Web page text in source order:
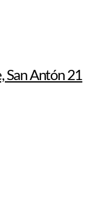
San Antón 21